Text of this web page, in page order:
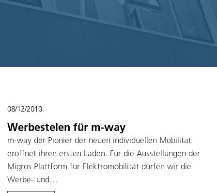
08/12/2010
Werbestelen für m-way
m-way der Pionier der neuen individuellen Mobilität
eröffnet ihren ersten Laden. Für die Ausstellungen der
Migros Plattform für Elektromobilität dürfen wir die
Werbe- und…